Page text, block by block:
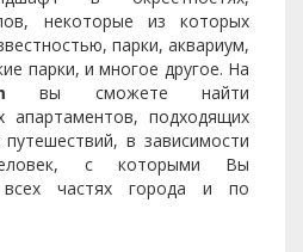
некоторые из которых
парки, аквариум,
парки, и многое другое. На
вы сможете найти
апартаментов, подходящих
в зависимости
с которыми Вы
всех частях города и по